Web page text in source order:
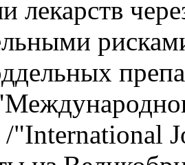
лекарств
/"International